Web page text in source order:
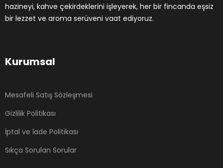
hazineyi, kahve çekirdeklerini işleyerek, her bir fincanda eşsiz
bir lezzet ve aroma serüveni vaat ediyoruz.
Kurumsal
Mesafeli Satış Sözleşmesi
Gizlilik Politikası
İptal ve İade Politikası
Sıkça Sorulan Sorular